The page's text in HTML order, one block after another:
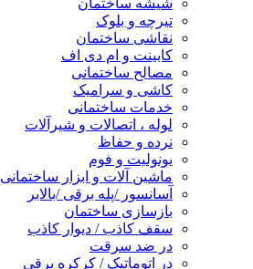
شیشه ساختمان
تیرچه و بلوک
نقاشی ساختمان
کابینت و ام دی اف
مصالح ساختمانی
کاشی و سرامیک
خدمات ساختمانی
لوله ، اتصالات و شیرآلات
نرده و حفاظ
یونولیت و فوم
ماشین آلات و ابزار ساختمانی
آسانسور /پله برقی /بالابر
بازسازی ساختمان
سقف کاذب / دیوار کاذب
در ضد سرقت
در اتوماتیک / کرکره برقی